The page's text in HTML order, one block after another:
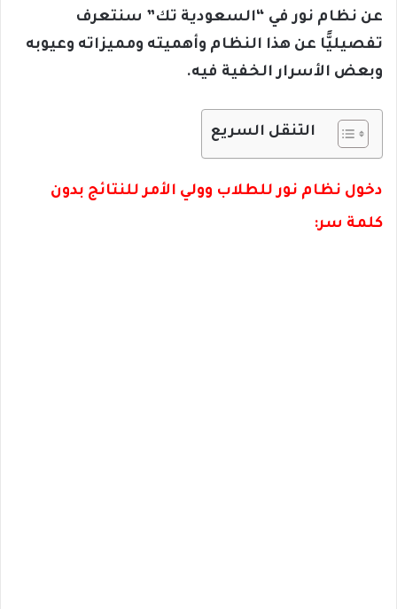
عن نظام نور في “السعودية تك” سنتعرف
تفصيليًّا عن هذا النظام وأهميته ومميزاته وعيوبه
وبعض الأسرار الخفية فيه.
التنقل السريع
دخول نظام نور للطلاب وولي الأمر للنتائج بدون
كلمة سر: